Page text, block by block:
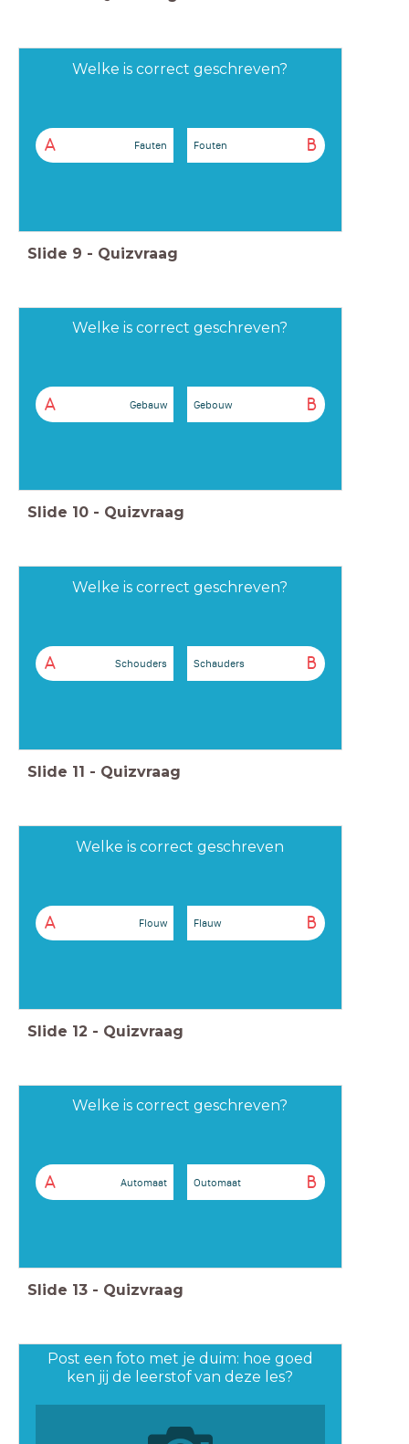
Welke is correct geschreven?
A Fauten B
Fouten
Slide 9 - Quizvraag
Welke is correct geschreven?
A Gebauw B
Gebouw
Slide 10 - Quizvraag
Welke is correct geschreven?
A Schouders B
Schauders
Slide 11 - Quizvraag
Welke is correct geschreven
A Flouw B
Flauw
Slide 12 - Quizvraag
Welke is correct geschreven?
A Automaat B
Outomaat
Slide 13 - Quizvraag
Post een foto met je duim: hoe goed
ken jij de leerstof van deze les?